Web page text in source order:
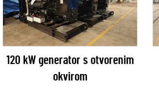
120 kW generator s otvorenim
okvirom